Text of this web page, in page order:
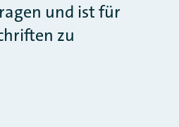
und ist für
zu